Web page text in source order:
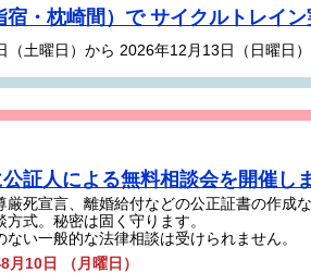
・枕崎間）で サイクルトレイン
（土曜日）から 2026年12月13日（日曜日）
証人による無料相談会を開催し
厳死宣言、離婚給付などの公正証書の作成
式。秘密は固く守ります。
い一般的な法律相談は受けられません。
月10日 （月曜日）